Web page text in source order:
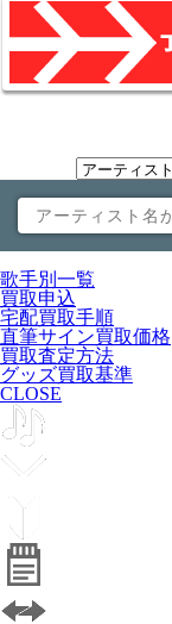
歌手別一覧
買取申込
宅配買取手順
直筆サイン買取価格
買取査定方法
グッズ買取基準
CLOSE